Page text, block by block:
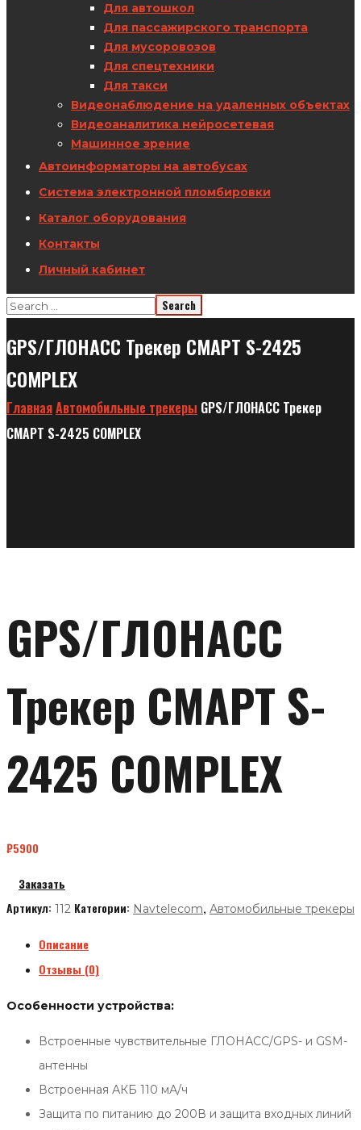
Для автошкол
Для пассажирского транспорта
Для мусоровозов
Для спецтехники
Для такси
Видеонаблюдение на удаленных объектах
Видеоаналитика нейросетевая
Машинное зрение
Автоинформаторы на автобусах
Система электронной пломбировки
Каталог оборудования
Контакты
Личный кабинет
GPS/ГЛОНАСС Трекер СМАРТ S-2425
COMPLEX
ГлавнаяАвтомобильные трекеры GPS/ГЛОНАСС Трекер
СМАРТ S-2425 COMPLEX
GPS/ГЛОНАСС
Трекер СМАРТ S-
2425 COMPLEX
₽5900
Заказать
Артикул: 112 Категории: Navtelecom, Автомобильные трекеры
Описание
Отзывы (0)
Особенности устройства:
Встроенные чувствительные ГЛОНАСС/GPS- и GSM-
антенны
Встроенная АКБ 110 мА/ч
Защита по питанию до 200В и защита входных линий